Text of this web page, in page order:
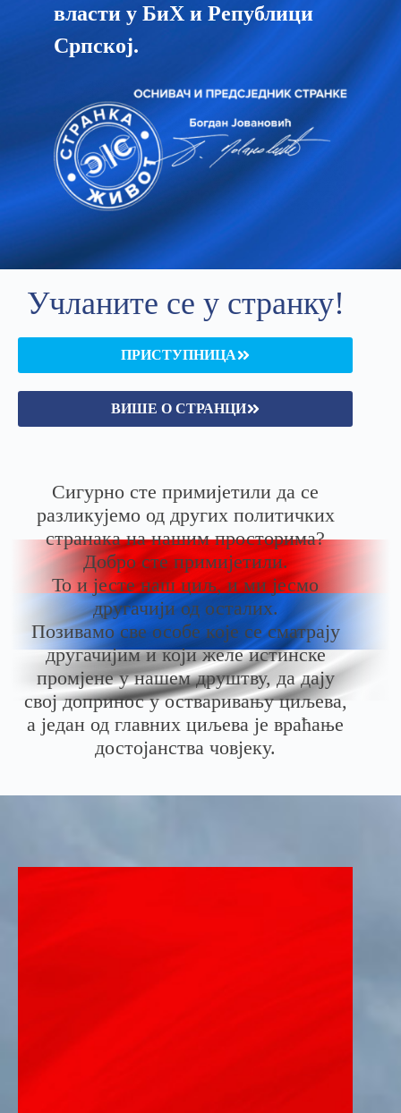
власти у БиХ и Републици
Српској.
Учланите се у странку!
ПРИСТУПНИЦА
ВИШЕ О СТРАНЦИ
Сигурно сте примијетили да се
разликујемо од других политичких
странака на нашим просторима?
Добро сте примијетили.
То и јесте наш циљ, и ми јесмо
другачији од осталих.
Позивамо све особе које се сматрају
другачијим и који желе истинске
промјене у нашем друштву, да дају
свој допринос у остваривању циљева,
а један од главних циљева је враћање
достојанства човјеку.